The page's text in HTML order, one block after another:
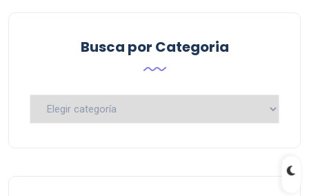
Busca por Categoria
Busca